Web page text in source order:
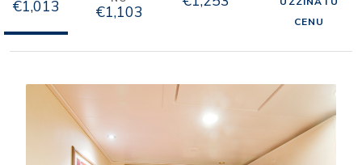
€1,013 €1,103
CENU